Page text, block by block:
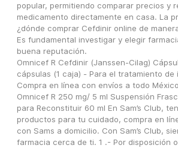
popular, permitiendo comparar precios y
medicamento directamente en casa. La
¿dónde comprar Cefdinir online de
Es fundamental investigar y elegir
buena reputación.
Omnicef R Cefdinir (Janssen-Cilag)
cápsulas (1 caja) - Para el tratamiento
Compra en línea con envíos a todo
Omnicef R 250 mg/ 5 ml Suspensión
para Reconstituir 60 ml En Sam’s Club,
productos para tu cuidado, compra en
con Sams a domicilio. Con Sam’s Club,
farmacia cerca de ti. 1 .- Por disposición